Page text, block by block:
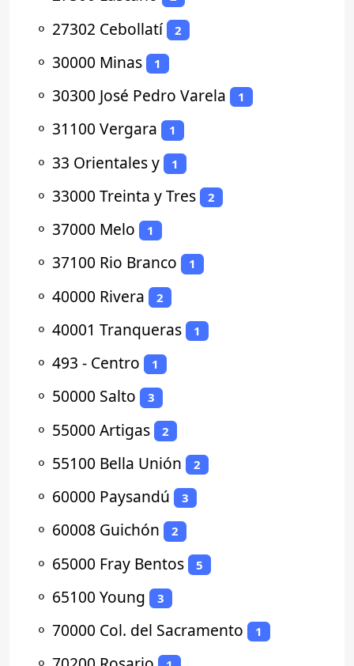
⚬ 27302 Cebollatí 2
⚬ 30000 Minas 1
⚬ 30300 José Pedro Varela 1
⚬ 31100 Vergara 1
⚬ 33 Orientales y 1
⚬ 33000 Treinta y Tres 2
⚬ 37000 Melo 1
⚬ 37100 Rio Branco 1
⚬ 40000 Rivera 2
⚬ 40001 Tranqueras 1
⚬ 493 - Centro 1
⚬ 50000 Salto 3
⚬ 55000 Artigas 2
⚬ 55100 Bella Unión 2
⚬ 60000 Paysandú 3
⚬ 60008 Guichón 2
⚬ 65000 Fray Bentos 5
⚬ 65100 Young 3
⚬ 70000 Col. del Sacramento 1